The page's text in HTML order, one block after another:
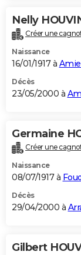
Nelly
Créer une
Naissance
16/01/1917 à
Décès
23/05/2000 à
Germaine
Créer une
Naissance
08/07/1917 à
Décès
29/04/2000 à
Gilbert